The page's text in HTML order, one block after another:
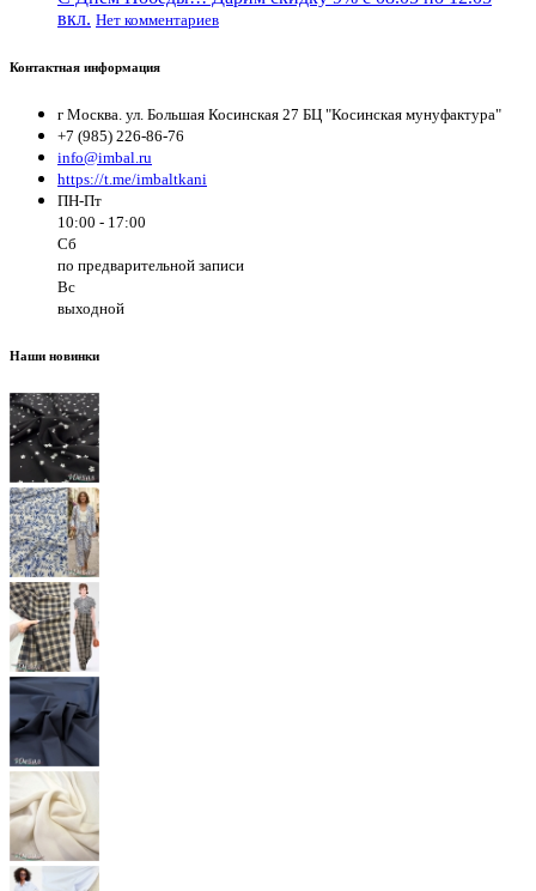
вкл. Нет комментариев
Контактная информация
г Москва. ул. Большая Косинская 27 БЦ "Косинская мунуфактура"
+7 (985) 226-86-76
info@imbal.ru
https://t.me/imbaltkani
ПН-Пт
10:00 - 17:00
Сб
по предварительной записи
Вс
выходной
Наши новинки